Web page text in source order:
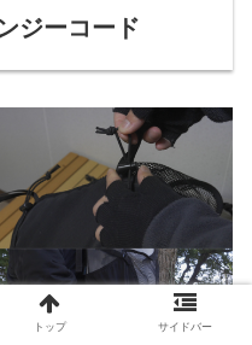
ジーコード
トップ サイドバー